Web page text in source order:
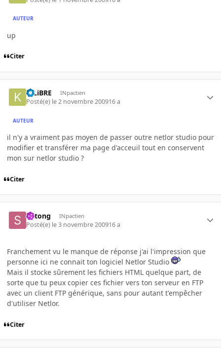
AUTEUR
up
Citer
K-LiBRE INpactien
Posté(e) le 2 novembre 200916 a
AUTEUR
il n'y a vraiment pas moyen de passer outre netlor studio pour
modifier et transférer ma page d'acceuil tout en conservent
mon sur netlor studio ?
Citer
Shtong INpactien
Posté(e) le 3 novembre 200916 a
Franchement vu le manque de réponse j'ai l'impression que
personne ici ne connait ton logiciel Netlor Studio
Mais il stocke sûrement les fichiers HTML quelque part, de
sorte que tu peux copier ces fichier vers ton serveur en FTP
avec un client FTP générique, sans pour autant t'empêcher
d'utiliser Netlor.
Citer